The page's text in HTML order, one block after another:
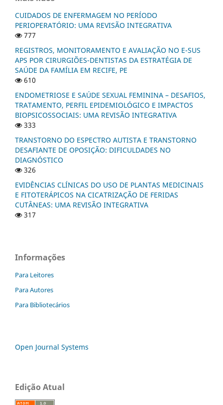
CUIDADOS DE ENFERMAGEM NO PERÍODO
PERIOPERATÓRIO: UMA REVISÃO INTEGRATIVA
777
REGISTROS, MONITORAMENTO E AVALIAÇÃO NO E-SUS
APS POR CIRURGIÕES-DENTISTAS DA ESTRATÉGIA DE
SAÚDE DA FAMÍLIA EM RECIFE, PE
610
ENDOMETRIOSE E SAÚDE SEXUAL FEMININA – DESAFIOS,
TRATAMENTO, PERFIL EPIDEMIOLÓGICO E IMPACTOS
BIOPSICOSSOCIAIS: UMA REVISÃO INTEGRATIVA
333
TRANSTORNO DO ESPECTRO AUTISTA E TRANSTORNO
DESAFIANTE DE OPOSIÇÃO: DIFICULDADES NO
DIAGNÓSTICO
326
EVIDÊNCIAS CLÍNICAS DO USO DE PLANTAS MEDICINAIS
E FITOTERÁPICOS NA CICATRIZAÇÃO DE FERIDAS
CUTÂNEAS: UMA REVISÃO INTEGRATIVA
317
Informações
Para Leitores
Para Autores
Para Bibliotecários
Open Journal Systems
Edição Atual